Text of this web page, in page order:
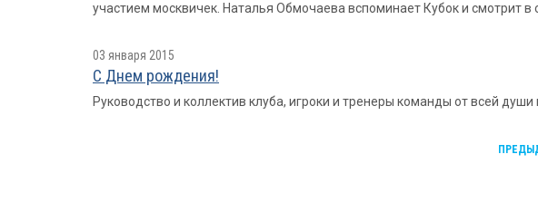
участием москвичек. Наталья Обмочаева вспоминает Кубок и смотрит в
03 января 2015
С Днем рождения!
Руководство и коллектив клуба, игроки и тренеры команды от всей